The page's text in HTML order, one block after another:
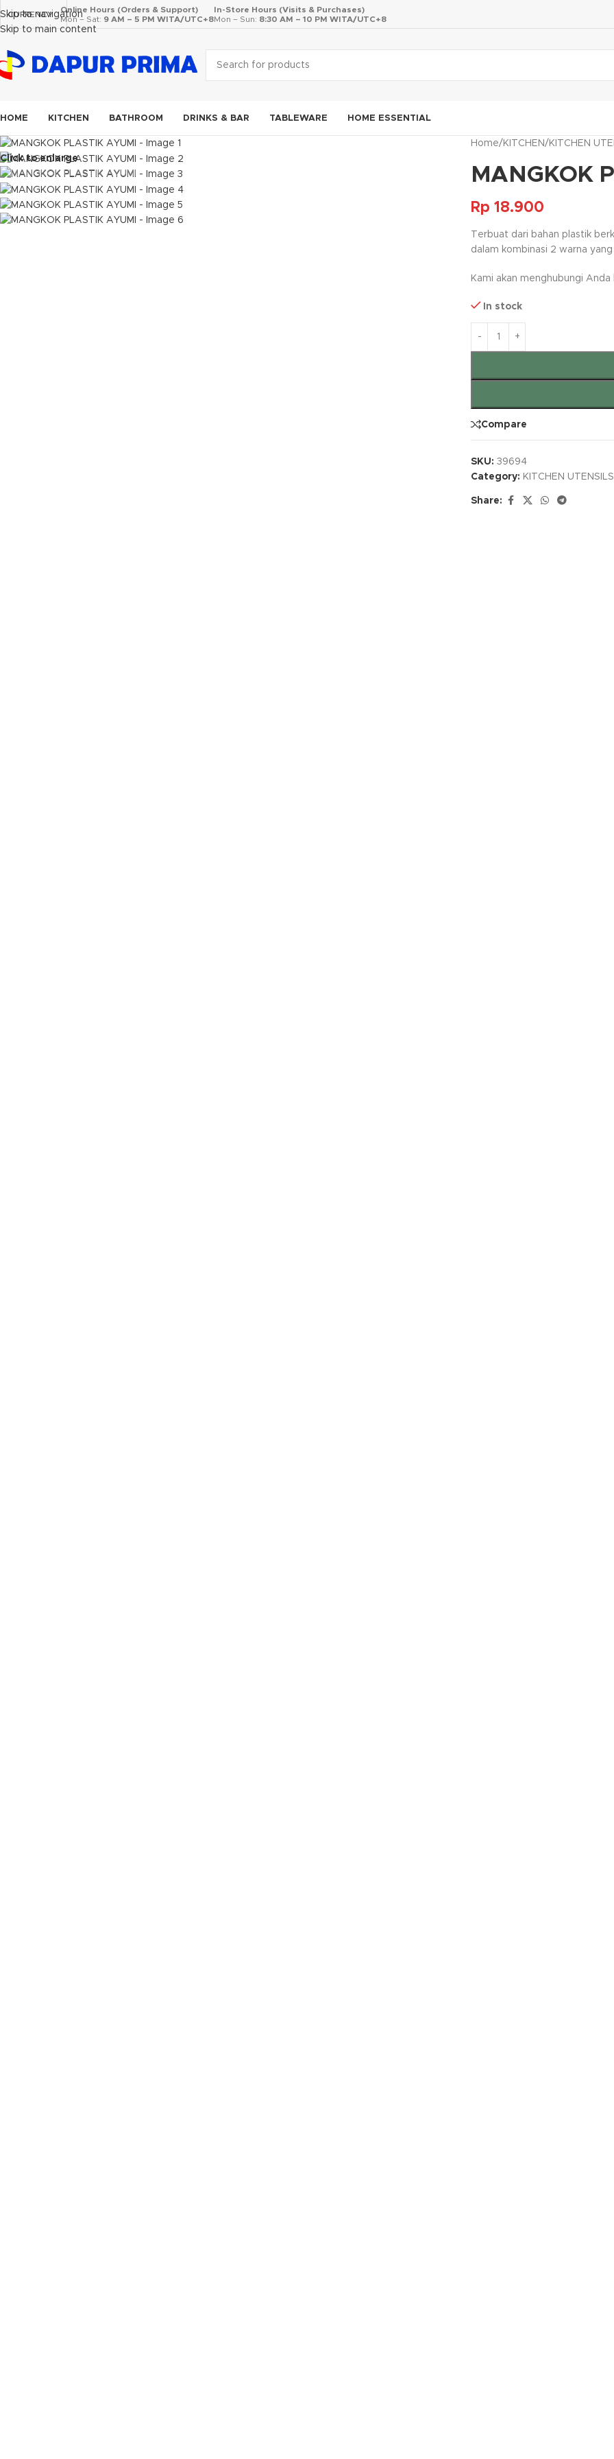
Skip to navigation
Skip to main content
CURRENCY
Online Hours (Orders & Support)
Mon – Sat: 9 AM – 5 PM WITA/UTC+8
In-Store Hours (Visits & Purchases)
Mon – Sun: 8:30 AM – 10 PM WITA/UTC+8
HOME KITCHEN BATHROOM DRINKS & BAR TABLEWARE HOME ESSENTIAL
Click to enlarge
Home/ KITCHEN/ KITCHEN
MANGKOK
Rp 18.900
Terbuat dari bahan plastik
dalam kombinasi 2 warna
Kami akan menghubungi
In stock
Compare
SKU: 39694
Category: KITCHEN UTENSILS
Share: